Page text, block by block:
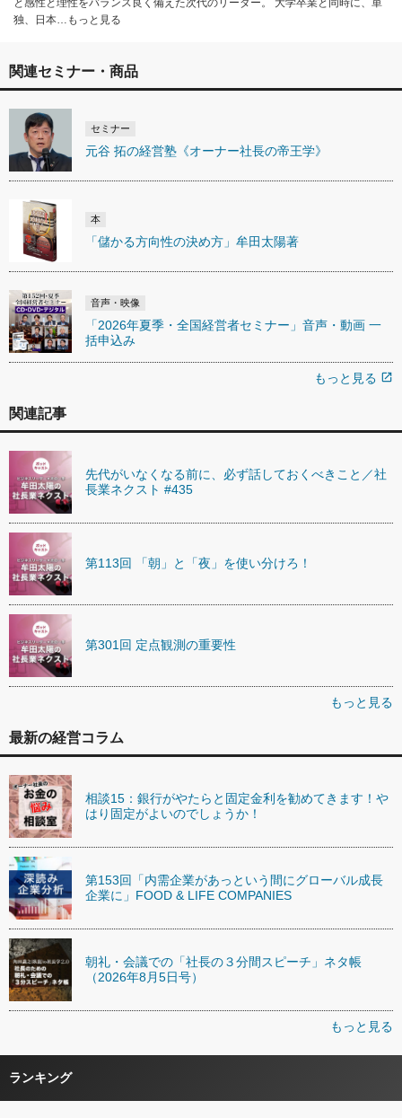
独、日本…もっと見る
関連セミナー・商品
セミナー
元谷 拓の経営塾《オーナー社長の帝王学》
本
「儲かる方向性の決め方」牟田太陽著
音声・映像
「2026年夏季・全国経営者セミナー」音声・動画 一
括申込み
もっと見る open_in_new
関連記事
先代がいなくなる前に、必ず話しておくべきこと／社
長業ネクスト #435
第113回 「朝」と「夜」を使い分けろ！
第301回 定点観測の重要性
もっと見る
最新の経営コラム
相談15：銀行がやたらと固定金利を勧めてきます！や
はり固定がよいのでしょうか！
第153回「内需企業があっという間にグローバル成長
企業に」FOOD & LIFE COMPANIES
朝礼・会議での「社長の３分間スピーチ」ネタ帳
（2026年8月5日号）
もっと見る
ランキング